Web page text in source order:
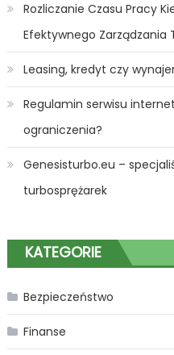
Rozliczanie Czasu Pracy
Efektywnego Zarządzania
Leasing, kredyt czy
Regulamin serwisu
ograniczenia?
Genesisturbo.eu –
turbosprężarek
KATEGORIE
Bezpieczeństwo
Finanse